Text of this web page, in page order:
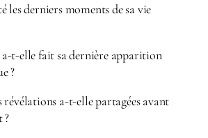
les derniers moments de sa vie
t-elle fait sa dernière apparition
?
révélations a-t-elle partagées avant
?